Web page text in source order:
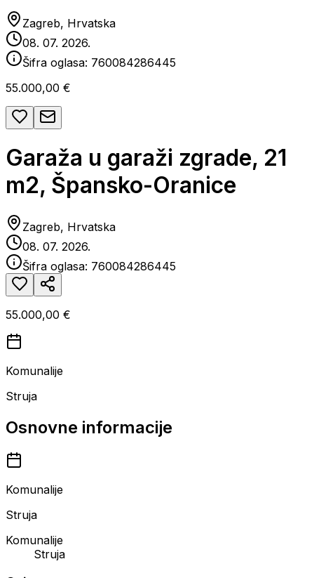
Zagreb, Hrvatska
08. 07. 2026.
Šifra oglasa: 760084286445
55.000,00 €
Garaža u garaži zgrade, 21
m2, Špansko-Oranice
Zagreb, Hrvatska
08. 07. 2026.
Šifra oglasa: 760084286445
55.000,00 €
Komunalije
Struja
Osnovne informacije
Komunalije
Struja
Komunalije
Struja